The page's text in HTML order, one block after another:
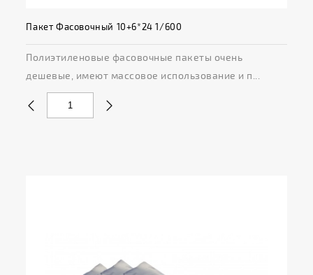
Пакет Фасовочный 10+6*24 1/600
Полиэтиленовые фасовочные пакеты очень
дешевые, имеют массовое использование и п...